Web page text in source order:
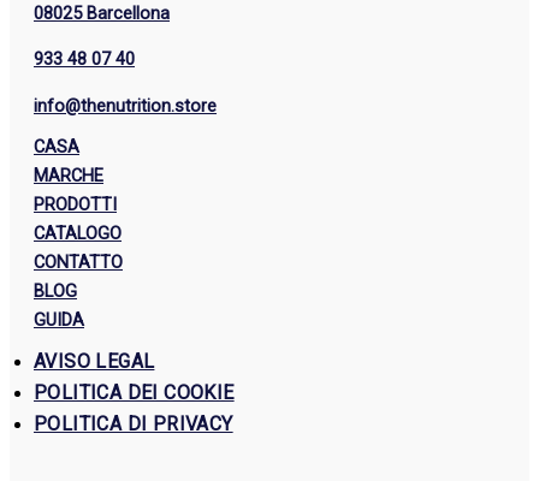
08025 Barcellona
933 48 07 40
info@thenutrition.store
CASA
MARCHE
PRODOTTI
CATALOGO
CONTATTO
BLOG
GUIDA
AVISO LEGAL
POLITICA DEI COOKIE
POLITICA DI PRIVACY